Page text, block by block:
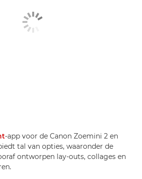
-app voor de Canon Zoemini 2 en
tal van opties, waaronder de
ontworpen lay-outs, collages en